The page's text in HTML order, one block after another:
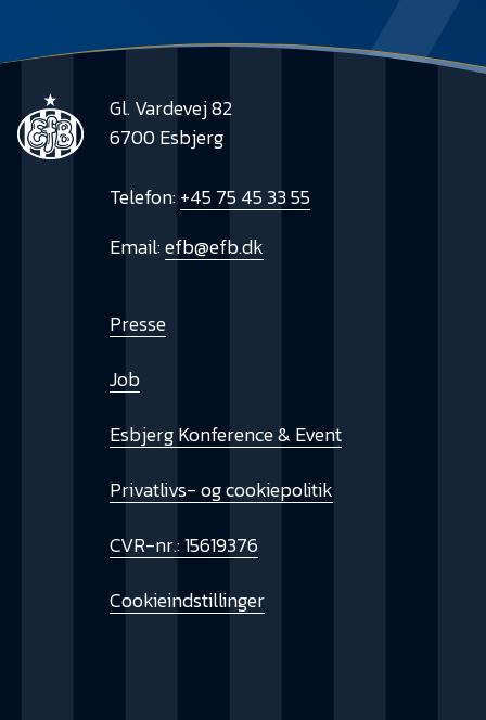
Gl. Vardevej 82
6700 Esbjerg
Telefon:+45 75 45 33 55
Email:efb@efb.dk
Presse
Job
Esbjerg Konference & Event
Privatlivs- og cookiepolitik
CVR-nr.: 15619376
Cookieindstillinger